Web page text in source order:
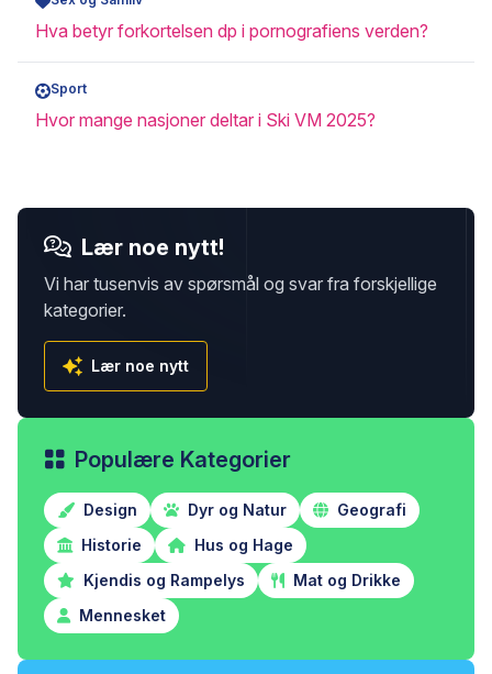
Hva betyr forkortelsen dp i pornografiens verden?
Sport
Hvor mange nasjoner deltar i Ski VM 2025?
Lær noe nytt!
Vi har tusenvis av spørsmål og svar fra forskjellige
kategorier.
Lær noe nytt
Populære Kategorier
Design Dyr og Natur
Geografi
Historie
Hus og Hage
Kjendis og Rampelys
Mat og Drikke
Mennesket